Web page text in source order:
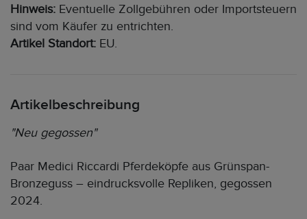
Hinweis: Eventuelle Zollgebühren oder Importsteuern
sind vom Käufer zu entrichten.
Artikel Standort: EU.
Artikelbeschreibung
"Neu gegossen"
Paar Medici Riccardi Pferdeköpfe aus Grünspan-
Bronzeguss – eindrucksvolle Repliken, gegossen
2024.